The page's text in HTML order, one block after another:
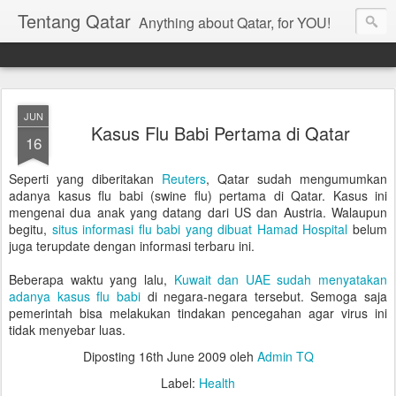
Tentang Qatar Anything about Qatar, for YOU!
JUN
16 Kasus Flu Babi Pertama di Qatar
Seperti yang diberitakan Reuters, Qatar sudah mengumumkan
adanya kasus flu babi (swine flu) pertama di Qatar. Kasus ini
mengenai dua anak yang datang dari US dan Austria. Walaupun
begitu, situs informasi flu babi yang dibuat Hamad Hospital belum
juga terupdate dengan informasi terbaru ini.
Beberapa waktu yang lalu, Kuwait dan UAE sudah menyatakan
adanya kasus flu babidi negara-negara tersebut. Semoga saja
pemerintah bisa melakukan tindakan pencegahan agar virus ini
tidak menyebar luas.
Diposting 16th June 2009 oleh Admin TQ
Label: Health